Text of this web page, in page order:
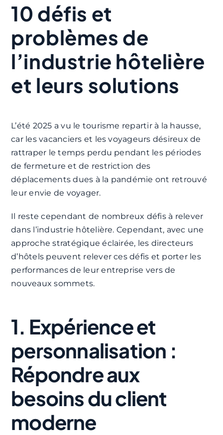
10 défis et
problèmes de
l’industrie hôtelière
et leurs solutions
L’été 2025 a vu le tourisme repartir à la hausse,
car les vacanciers et les voyageurs désireux de
rattraper le temps perdu pendant les périodes
de fermeture et de restriction des
déplacements dues à la pandémie ont retrouvé
leur envie de voyager.
Il reste cependant de nombreux défis à relever
dans l’industrie hôtelière. Cependant, avec une
approche stratégique éclairée, les directeurs
d’hôtels peuvent relever ces défis et porter les
performances de leur entreprise vers de
nouveaux sommets.
1. Expérience et
personnalisation :
Répondre aux
besoins du client
moderne